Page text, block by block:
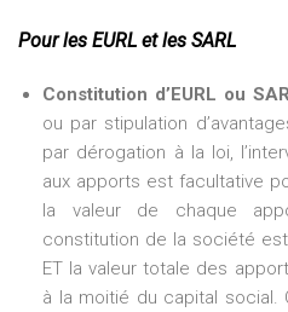
Pour les EURL et les SARL
Constitution d’EURL ou
ou par stipulation
par dérogation à la loi,
aux apports est facultative
la valeur de chaque
constitution de la société
ET la valeur totale des
à la moitié du capital social.